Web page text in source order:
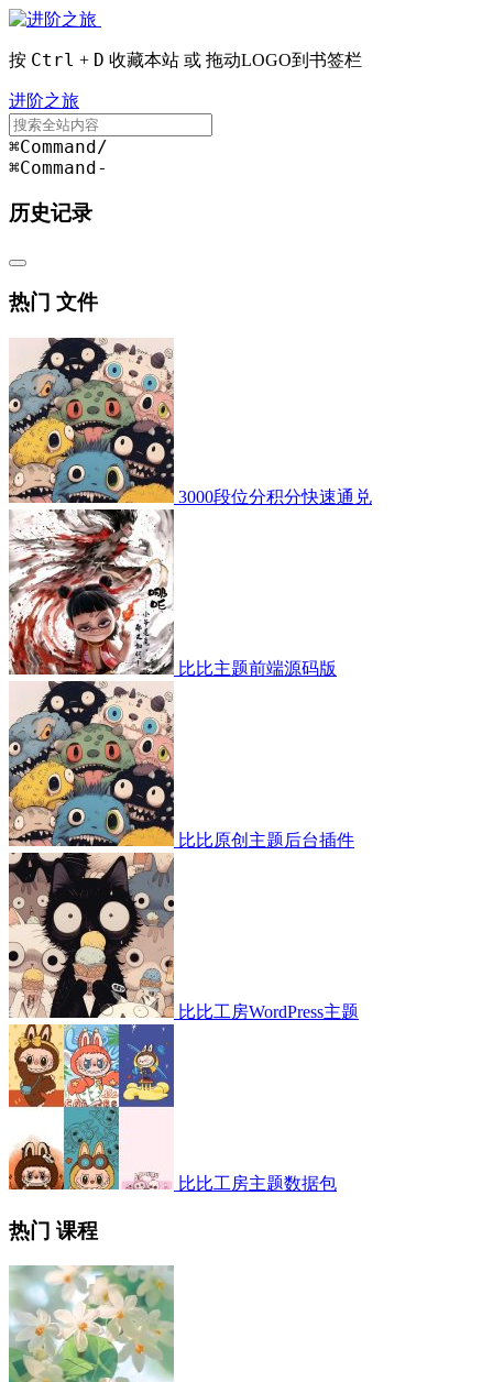
按 Ctrl + D 收藏本站 或 拖动LOGO到书签栏
进阶之旅
⌘Command/
⌘Command-
历史记录
热门 文件
3000段位分积分快速通兑
比比主题前端源码版
比比原创主题后台插件
比比工房WordPress主题
比比工房主题数据包
热门 课程